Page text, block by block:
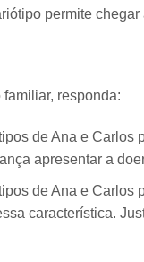
permite
responda:
de Ana e Carlos
apresentar a
de Ana e
característica.